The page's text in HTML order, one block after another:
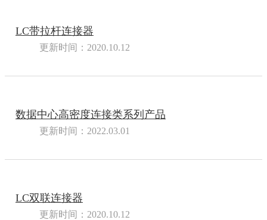
LC带拉杆连接器
更新时间：2020.10.12
数据中心高密度连接类系列产品
更新时间：2022.03.01
LC双联连接器
更新时间：2020.10.12